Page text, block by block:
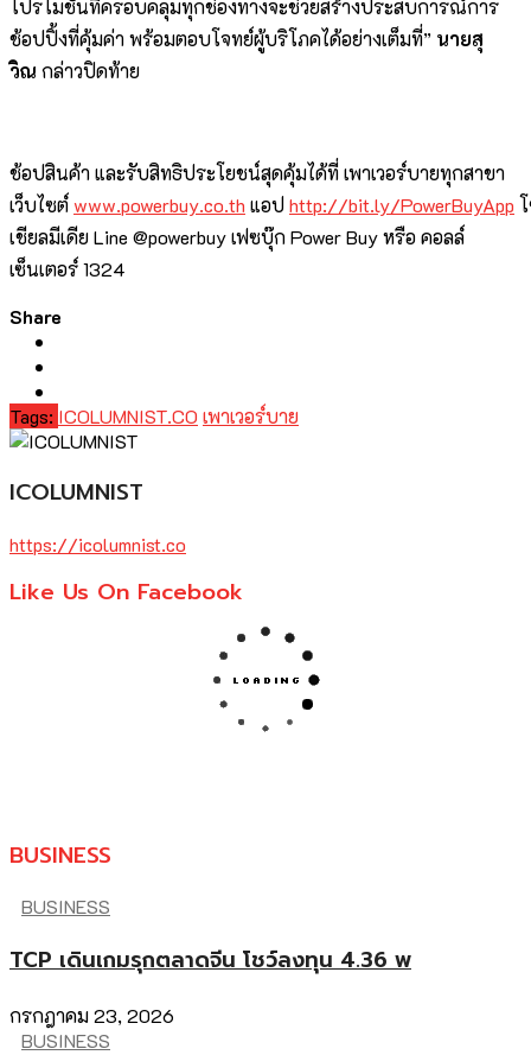
โปรโมชันที่ครอบคลุมทุกช่องทางจะช่วยสร้างประสบการณ์การ
ช้อปปิ้งที่คุ้มค่า พร้อมตอบโจทย์ผู้บริโภคได้อย่างเต็มที่” นายสุ
วิณ กล่าวปิดท้าย
ช้อปสินค้า และรับสิทธิประโยชน์สุดคุ้มได้ที่ เพาเวอร์บายทุกสาขา
เว็บไซต์www.powerbuy.co.th แอปhttp://bit.ly/PowerBuyApp
เชียลมีเดีย Line @powerbuy เฟซบุ๊ก Power Buy หรือ คอลล์
เซ็นเตอร์ 1324
Share
Tags: ICOLUMNIST.CO เพาเวอร์บาย
ICOLUMNIST
https://icolumnist.co
Like Us On Facebook
BUSINESS
BUSINESS
TCP เดินเกมรุกตลาดจีน โชว์ลงทุน 4.36 พ
กรกฎาคม 23, 2026
BUSINESS